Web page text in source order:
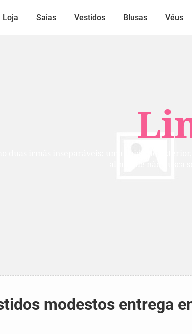
Loja Saias Vestidos Blusas Véus
modestos entrega